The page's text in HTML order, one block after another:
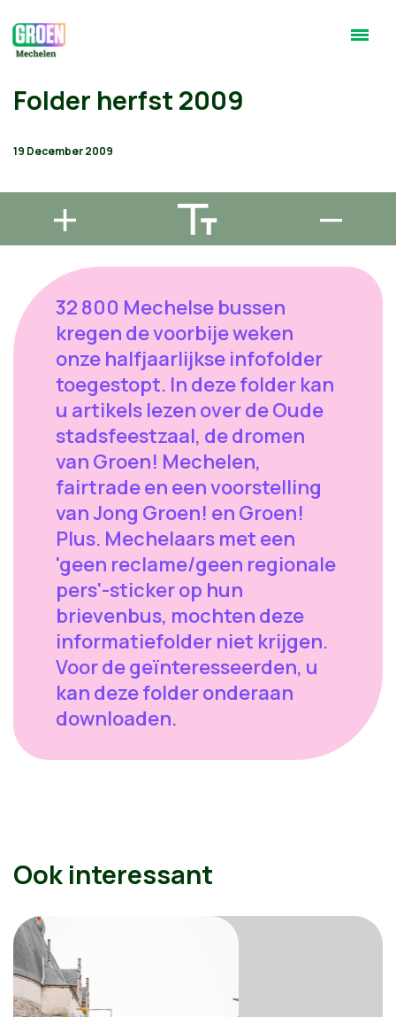
Folder herfst 2009
19 December 2009
32 800 Mechelse bussen
kregen de voorbije weken
onze halfjaarlijkse infofolder
toegestopt. In deze folder kan
u artikels lezen over de Oude
stadsfeestzaal, de dromen
van Groen! Mechelen,
fairtrade en een voorstelling
van Jong Groen! en Groen!
Plus. Mechelaars met een
'geen reclame/geen regionale
pers'-sticker op hun
brievenbus, mochten deze
informatiefolder niet krijgen.
Voor de geïnteresseerden, u
kan deze folder onderaan
downloaden.
Ook interessant